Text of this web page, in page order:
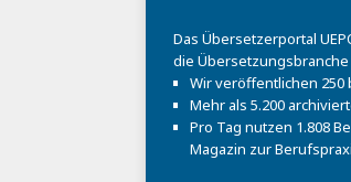
Das Übersetzerportal
die
Wir veröffentlichen 250
Mehr als 5.200
Pro Tag nutzen 1.808
Magazin zur